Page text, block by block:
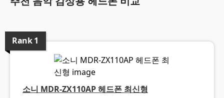
Rank1
소니 MDR-ZX110AP 헤드폰 최신형